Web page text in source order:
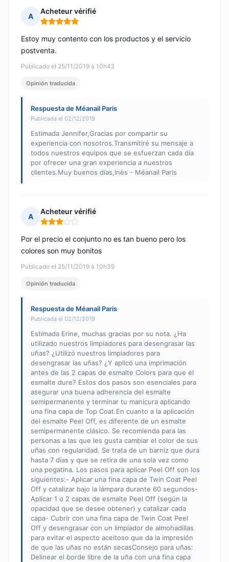
A
Acheteur vérifié
Nota: 5 de 5
Publicado el 25/11/2019 à 10h42
Estoy muy contento con los productos y el servicio
postventa.
Opinión traducida
Respuesta de Méanail Paris
Publicada el 02/12/2019
Estimada Jennifer,Gracias por compartir su
experiencia con nosotros.Transmitiré su mensaje a
todos nuestros equipos que se esfuerzan cada día
por ofrecer una gran experiencia a nuestros
clientes.Muy buenos días,Inès - Méanail Paris
A
Acheteur vérifié
Nota: 3 de 5
Publicado el 25/11/2019 à 10h39
Por el precio el conjunto no es tan bueno pero los
colores son muy bonitos
Opinión traducida
Respuesta de Méanail Paris
Publicada el 02/12/2019
Estimada Erine, muchas gracias por su nota. ¿Ha
utilizado nuestros limpiadores para desengrasar las
uñas? ¿Utilizó nuestros limpiadores para
desengrasar las uñas? ¿Y aplicó una imprimación
antes de las 2 capas de esmalte Colors para que el
esmalte dure? Estos dos pasos son esenciales para
asegurar una buena adherencia del esmalte
semipermanente y terminar tu manicura aplicando
una fina capa de Top Coat.En cuanto a la aplicación
del esmalte Peel Off, es diferente de un esmalte
semipermanente clásico. Se recomienda para las
personas a las que les gusta cambiar el color de sus
uñas con regularidad. Se trata de un barniz que dura
hasta 7 días y que se retira de una sola vez como
una pegatina. Los pasos para aplicar Peel Off son los
siguientes:- Aplicar una fina capa de Twin Coat Peel
Off y catalizar bajo la lámpara durante 60 segundos-
Aplicar 1 o 2 capas de esmalte Peel Off (según la
opacidad que se desee obtener) y catalizar cada
capa- Cubrir con una fina capa de Twin Coat Peel
Off y desengrasar con un limpiador de almohadillas
para evitar el aspecto aceitoso que da la impresión
de que las uñas no están secasConsejo para uñas:
Delinear el borde libre de la uña con una fina capa